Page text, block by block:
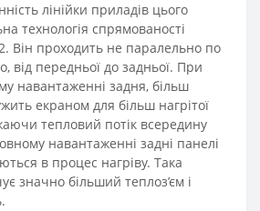
лінійки приладів цього
технологія спрямованості
Він проходить не паралельно по
від передньої до задньої. При
навантаженні задня, більш
екраном для більш нагрітої
тепловий потік всередину
навантаженні задні панелі
в процес нагріву. Така
значно більший теплоз’єм і